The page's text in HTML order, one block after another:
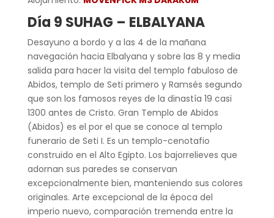
Día 9 SUHAG – ELBALYANA
Desayuno a bordo y a las 4 de la mañana
navegación hacia Elbalyana y sobre las 8 y media
salida para hacer la visita del templo fabuloso de
Abidos, templo de Seti primero y Ramsés segundo
que son los famosos reyes de la dinastía 19 casi
1300 antes de Cristo. Gran Templo de Abidos
(Abidos) es el por el que se conoce al templo
funerario de Seti I. Es un templo-cenotafio
construido en el Alto Egipto. Los bajorrelieves que
adornan sus paredes se conservan
excepcionalmente bien, manteniendo sus colores
originales. Arte excepcional de la época del
imperio nuevo, comparación tremenda entre la